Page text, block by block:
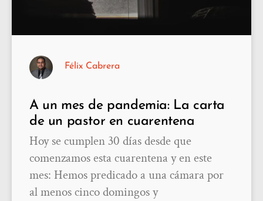
A un mes de pandemia: La carta
de un pastor en cuarentena
Hoy se cumplen 30 días desde que
comenzamos esta cuarentena y en este
mes: Hemos predicado a una cámara por
al menos cinco domingos y
Félix Cabrera